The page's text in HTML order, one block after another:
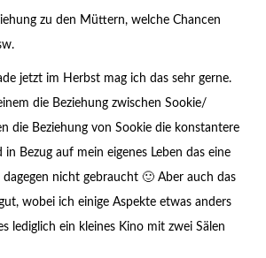
zu den Müttern, welche Chancen
jetzt im Herbst mag ich das sehr gerne.
die Beziehung zwischen Sookie/
die Beziehung von Sookie die konstantere
Bezug auf mein eigenes Leben das eine
nicht gebraucht 🙂 Aber auch das
wobei ich einige Aspekte etwas anders
lediglich ein kleines Kino mit zwei Sälen